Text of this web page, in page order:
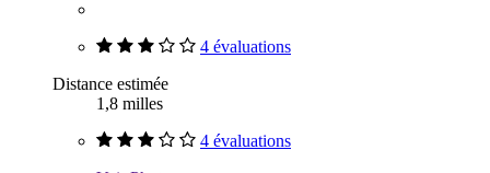
4 évaluations
Distance estimée
1,8 milles
4 évaluations